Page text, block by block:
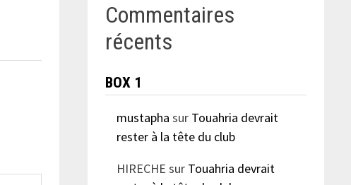
Commentaires
récents
BOX 1
mustapha sur Touahria devrait
rester à la tête du club
HIRECHE sur Touahria devrait